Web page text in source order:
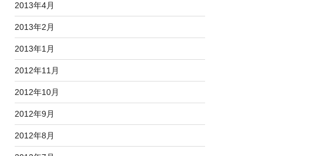
2013年4月
2013年2月
2013年1月
2012年11月
2012年10月
2012年9月
2012年8月